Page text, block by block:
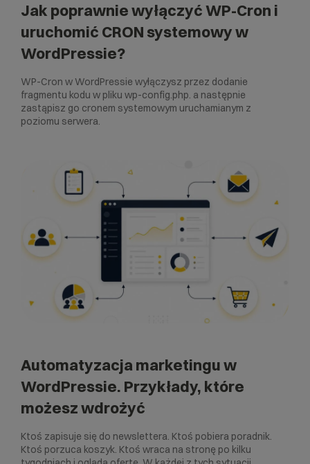
Jak poprawnie wyłączyć WP-Cron i
uruchomić CRON systemowy w
WordPressie?
WP-Cron w WordPressie wyłączysz przez dodanie
fragmentu kodu w pliku wp-config.php. a następnie
zastąpisz go cronem systemowym uruchamianym z
poziomu serwera.
Automatyzacja marketingu w
WordPressie. Przykłady, które
możesz wdrożyć
Ktoś zapisuje się do newslettera. Ktoś pobiera poradnik.
Ktoś porzuca koszyk. Ktoś wraca na stronę po kilku